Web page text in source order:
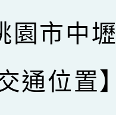
園市中
交通位置